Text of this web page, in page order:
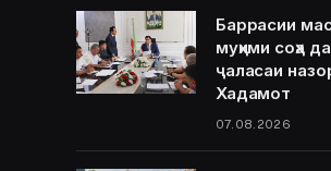
Баррасии
муҳими соҳа
ҷаласаи
Хадамот
07.08.2026